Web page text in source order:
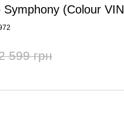
(Colour
599 грн